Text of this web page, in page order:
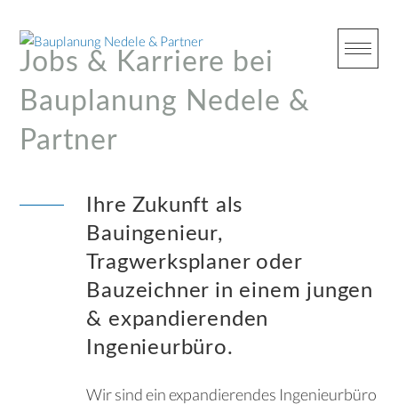
contentJobs & Karriere bei
Bauplanung Nedele &
Partner
Ihre Zukunft als
Bauingenieur,
Tragwerksplaner oder
Bauzeichner in einem jungen
& expandierenden
Ingenieurbüro.
Wir sind ein expandierendes Ingenieurbüro